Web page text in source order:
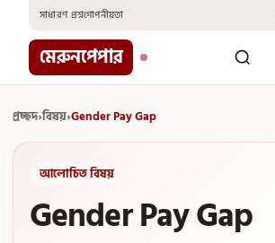
content
সাধারণ প্রশ্নগোপনীয়তা
মেরুনপেপার
প্রচ্ছদ›বিষয়›Gender Pay Gap
আলোচিত বিষয়
Gender Pay Gap